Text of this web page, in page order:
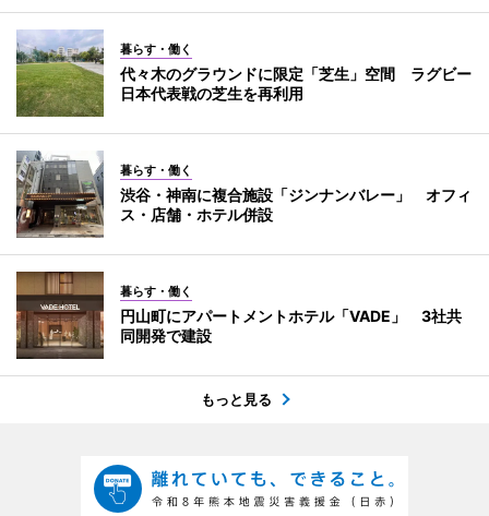
暮らす・働く
代々木のグラウンドに限定「芝生」空間 ラグビー
日本代表戦の芝生を再利用
暮らす・働く
渋谷・神南に複合施設「ジンナンバレー」 オフィ
ス・店舗・ホテル併設
暮らす・働く
円山町にアパートメントホテル「VADE」 3社共
同開発で建設
もっと見る